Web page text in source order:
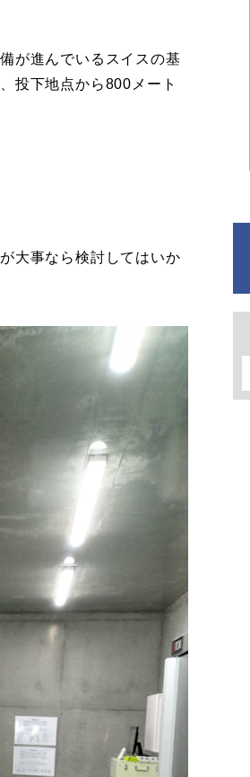
が進んでいるスイスの基
投下地点から800メート
大事なら検討してはいか